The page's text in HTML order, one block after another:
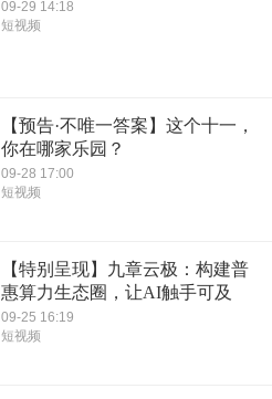
09-29 14:18
短视频
【预告·不唯一答案】这个十一，
你在哪家乐园？
09-28 17:00
短视频
【特别呈现】九章云极：构建普
惠算力生态圈，让AI触手可及
09-25 16:19
短视频